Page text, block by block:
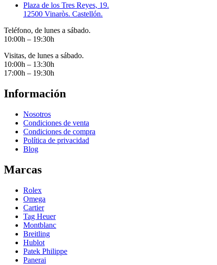
Plaza de los Tres Reyes, 19.
12500 Vinaròs. Castellón.
Teléfono, de lunes a sábado.
10:00h – 19:30h
Visitas, de lunes a sábado.
10:00h – 13:30h
17:00h – 19:30h
Información
Nosotros
Condiciones de venta
Condiciones de compra
Política de privacidad
Blog
Marcas
Rolex
Omega
Cartier
Tag Heuer
Montblanc
Breitling
Hublot
Patek Philippe
Panerai